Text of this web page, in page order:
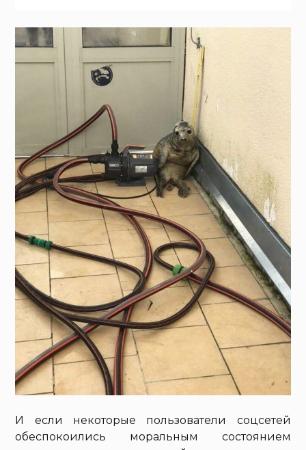
И если некоторые пользователи соцсетей
обеспокоились моральным состоянием